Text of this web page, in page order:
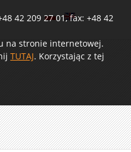
42 209 27 01, fax: +48 42
na stronie internetowej.
TUTAJ. Korzystając z tej